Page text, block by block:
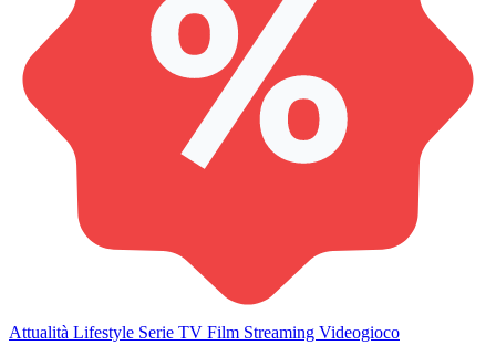
Attualità Lifestyle Serie TV Film Streaming Videogioco